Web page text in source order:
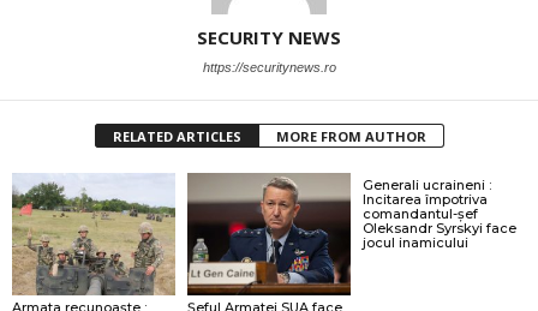
SECURITY NEWS
https://securitynews.ro
RELATED ARTICLES MORE FROM AUTHOR
Armata recunoaşte : Şeful Armatei SUA face
Generali ucraineni :
Incitarea împotriva
comandantul-șef
Oleksandr Syrskyi face
jocul inamicului